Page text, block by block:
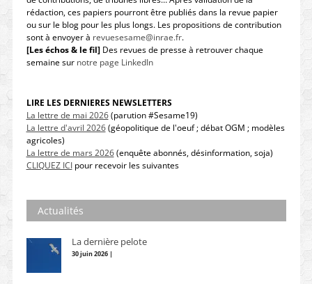
rédaction, ces papiers pourront être publiés dans la revue papier
ou sur le blog pour les plus longs. Les propositions de contribution
sont à envoyer à revuesesame@inrae.fr.
[Les échos & le fil]Des revues de presse à retrouver chaque
semaine sur notre page LinkedIn
LIRE LES DERNIERES NEWSLETTERS
La lettre de mai 2026(parution #Sesame19)
La lettre d'avril 2026(géopolitique de l'oeuf ; débat OGM ; modèles
agricoles)
La lettre de mars 2026(enquête abonnés, désinformation, soja)
CLIQUEZ ICIpour recevoir les suivantes
Actualités
La dernière pelote
30 juin 2026 |